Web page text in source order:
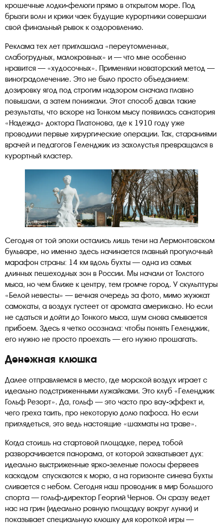
крошечные лодки-фелюги прямо в открытом море. Под
брызги волн и крики чаек будущие курортники совершали
свой финальный рывок к оздоровлению.
Реклама тех лет приглашала «переутомленных,
слабогрудных, малокровных» и — что мне особенно
нравится — «худосочных». Применяли новаторский метод —
виноградолечение. Это не было просто объеданием:
дозировку ягод под строгим надзором сначала плавно
повышали, а затем понижали. Этот способ давал такие
результаты, что вскоре на Тонком мысу появилась санатория
«Надежда» доктора Платонова, где к 1910 году уже
проводили первые хирургические операции. Так, стараниями
врачей и педагогов Геленджик из захолустья превращался в
курортный кластер.
Сегодня от той эпохи остались лишь тени на Лермонтовском
бульваре, но именно здесь начинается главный прогулочный
марафон страны: 14 км вдоль бухты — одна из самых
длинных пешеходных зон в России. Мы начали от Толстого
мыса, но чем ближе к центру, тем громче город. У скульптуры
«Белой невесты» — вечная очередь за фото, мимо жужжат
самокаты, а воздух густеет от аромата американо. Но если
не сдаться и дойти до Тонкого мыса, шум снова смывается
прибоем. Здесь я четко осознала: чтобы понять Геленджик,
его нужно не просто проехать — его нужно прошагать.
Денежная клюшка
Далее отправляемся в место, где морской воздух играет с
идеально подстриженными лужайками. Это клуб «Геленджик
Гольф Резорт». Да, гольф — это часто про вау-эффект и,
чего греха таить, про некоторую долю пафоса. Но если
приглядеться, это ведь настоящие «шахматы на траве».
Когда стоишь на стартовой площадке, перед тобой
разворачивается панорама, от которой захватывает дух:
идеально выстриженные ярко-зеленые полосы фервеев
каскадом спускаются к морю, а на горизонте синева бухты
сливается с небом. Сегодня наш проводник в мир большого
спорта — гольф-директор Георгий Чернов. Он сразу ведет
нас на грин (идеально ровную площадку вокруг лунки) и
показывает специальную клюшку для короткой игры —